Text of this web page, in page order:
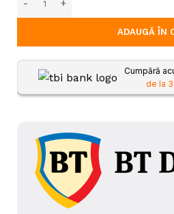
ADAUGĂ ÎN
Cumpără
de la